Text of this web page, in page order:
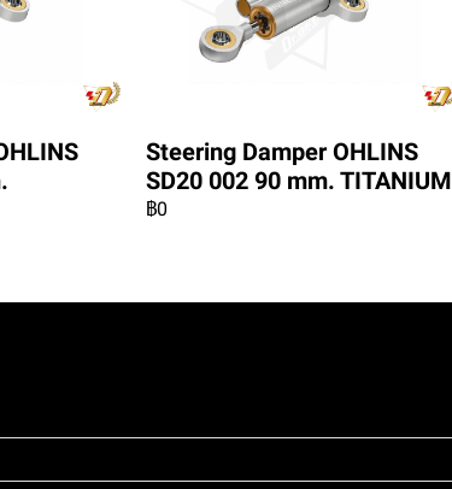
Steering Damper OHLINS
SD20 002 90 mm. TITANIUM
฿0